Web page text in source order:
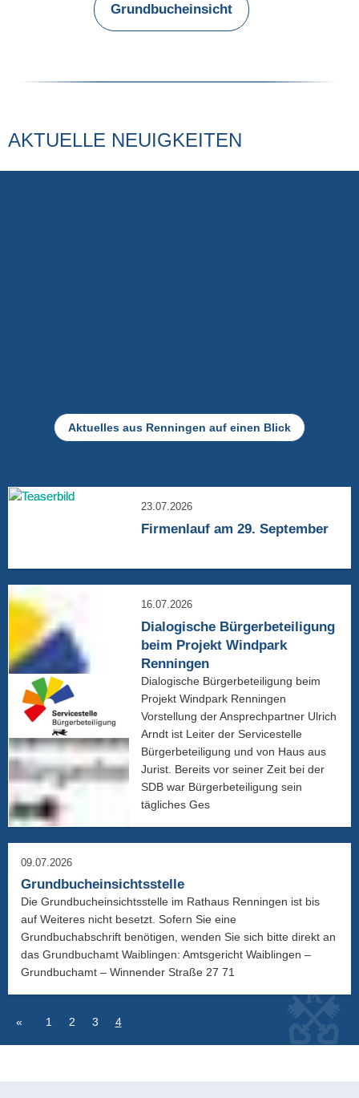
Grundbucheinsicht
AKTUELLE NEUIGKEITEN
Aktuelles aus Renningen auf einen Blick
23.07.2026
Firmenlauf am 29. September
16.07.2026
Dialogische Bürgerbeteiligung
beim Projekt Windpark
Renningen
09.07.2026
Grundbucheinsichtsstelle
1 2 3 4